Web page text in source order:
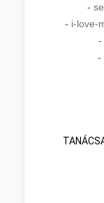
-
- i-love-
-
-